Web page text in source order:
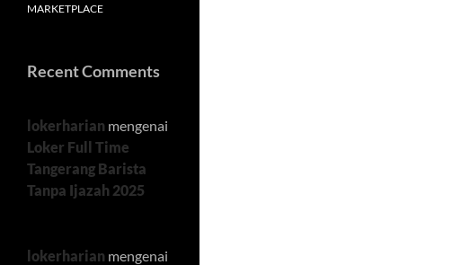
MARKETPLACE
Recent Comments
lokerharian mengenai
Loker Full Time
Tangerang Barista
Tanpa Ijazah 2025
lokerharian mengenai